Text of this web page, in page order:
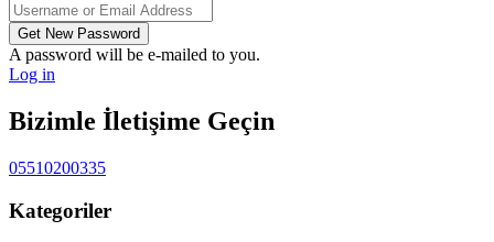
A password will be e-mailed to you.
Log in
Bizimle İletişime Geçin
05510200335
Kategoriler